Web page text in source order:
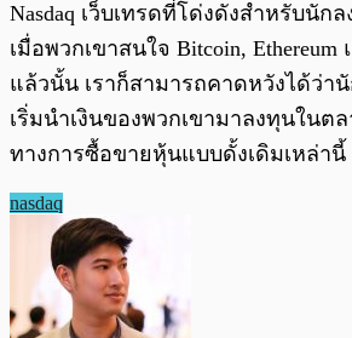
Nasdaq เว็บเทรดที่โด่งดังสำหรับนัก
เมื่อพวกเขาสนใจ Bitcoin,
แล้วนั้น เราก็สามารถคาดหวังได้ว่า
เริ่มนำเงินของพวกเขามาลงทุนในต
ทางการซื้อขายหุ้นแบบดั้งเดิมเหล่านี้
nasdaq